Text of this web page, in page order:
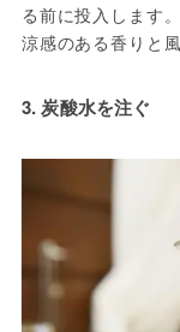
る前に投入します
涼感のある香りと
3. 炭酸水を注ぐ